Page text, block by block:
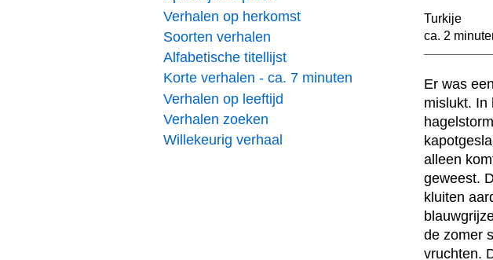
Verhalen op herkomst
Soorten verhalen
Alfabetische titellijst
Korte verhalen - ca. 7 minuten
Verhalen op leeftijd
Verhalen zoeken
Willekeurig verhaal
Turkije
ca. 2
Er was
mislukt. In
alleen
geweest.
kluiten
de zomer
vruchten.